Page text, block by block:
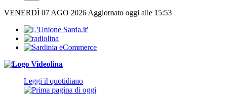
VENERDÌ 07 AGO 2026 Aggiornato oggi alle 15:53
Leggi il quotidiano